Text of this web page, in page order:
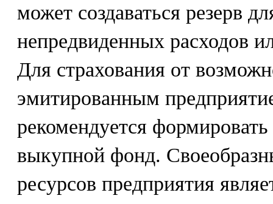
может создаваться резерв
непредвиденных расходов
Для страхования от
эмитированным
рекомендуется
выкупной фонд.
ресурсов предприятия